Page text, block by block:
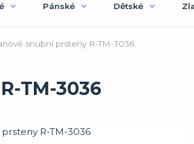
Pánské Dětské
snubní prsteny R-TM-3036
TM-3036